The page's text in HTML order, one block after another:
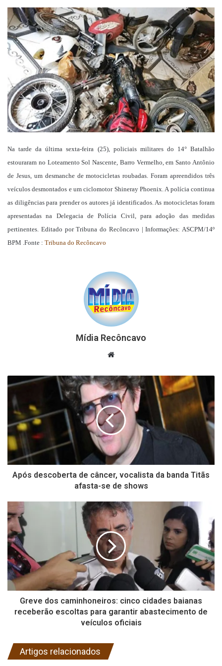
e-
mail
Na tarde da última sexta-feira (25), policiais militares do 14° Batalhão
estouraram no Loteamento Sol Nascente, Barro Vermelho, em Santo Antônio
de Jesus, um desmanche de motocicletas roubadas. Foram apreendidos três
veículos desmontados e um ciclomotor Shineray Phoenix. A polícia continua
as diligências para prender os autores já identificados. As motocicletas foram
apresentadas na Delegacia de Polícia Civil, para adoção das medidas
pertinentes. Editado por Tribuna do Recôncavo | Informações: ASCPM/14º
BPM .Fonte : Tribuna do Recôncavo
Mídia Recôncavo
Website
Após descoberta de câncer, vocalista da banda Titãs
afasta-se de shows
Greve dos caminhoneiros: cinco cidades baianas
receberão escoltas para garantir abastecimento de
veículos oficiais
Artigos relacionados